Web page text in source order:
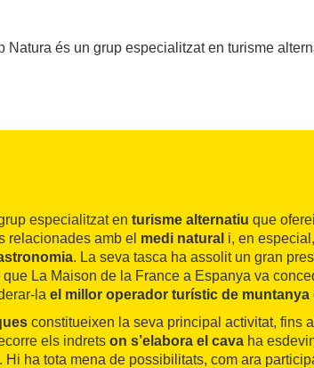
Natura és un grup especialitzat en turisme
especialitzat en turisme alternatiu que
relacionades amb el medi natural i, en
. La seva tasca ha assolit un gran
La Maison de la France a Espanya va
la el millor operador turístic de muntanya
constitueixen la seva principal activitat, fins
els indrets on s’elabora el cava ha
Hi ha tota mena de possibilitats, com ara